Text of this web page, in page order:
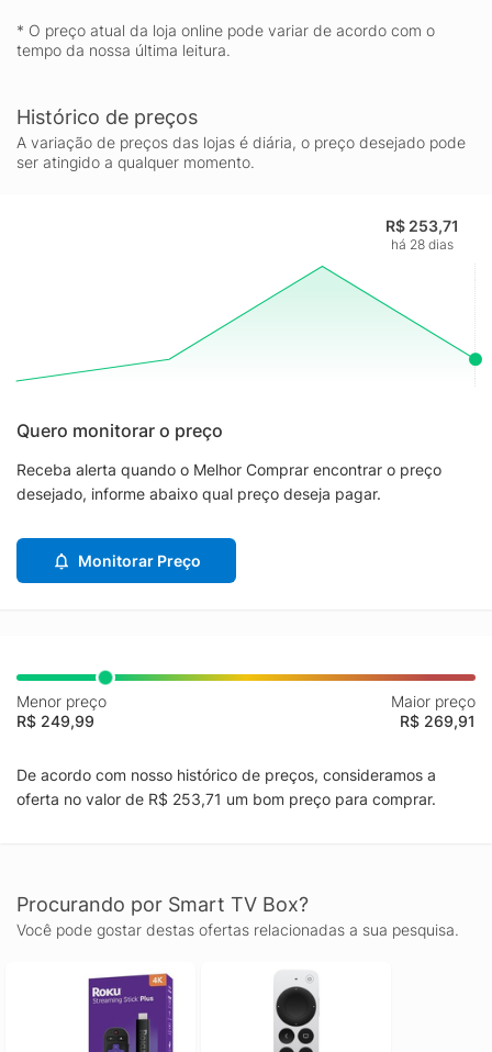
estável para que você possa maratonar suas séries sem
interrupções. Adquira o seu no KaBuM!
* O preço atual da loja online pode variar de acordo com o
tempo da nossa última leitura.
Histórico de preços
A variação de preços das lojas é diária, o preço desejado pode
ser atingido a qualquer momento.
R$ 253,71
há 28 dias
Quero monitorar o preço
Receba alerta quando o Melhor Comprar encontrar o preço
desejado, informe abaixo qual preço deseja pagar.
Monitorar Preço
Menor preço
R$ 249,99
Maior preço
R$ 269,91
De acordo com nosso histórico de preços, consideramos a
oferta no valor de R$ 253,71 um bom preço para comprar.
Procurando por Smart TV Box?
Você pode gostar destas ofertas relacionadas a sua pesquisa.